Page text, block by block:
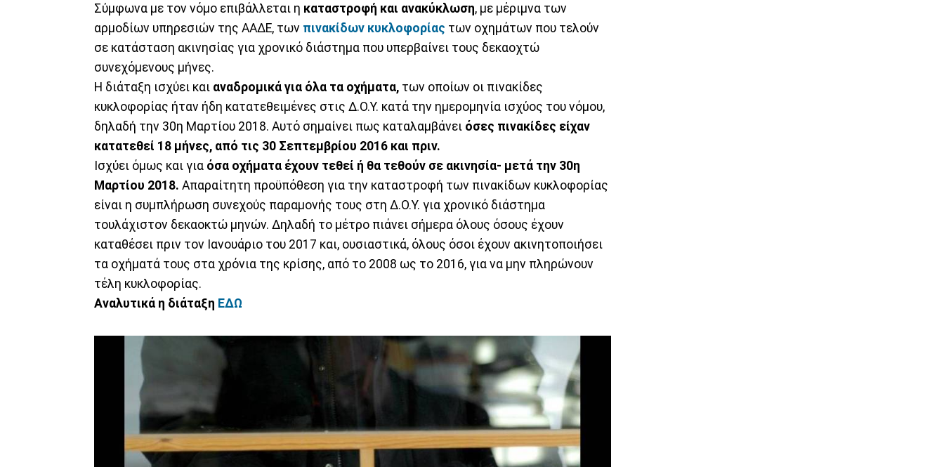
Σύμφωνα με τον νόμο επιβάλλεται η καταστροφή και ανακύκλωση, με μέριμνα των
αρμοδίων υπηρεσιών της ΑΑΔΕ, των πινακίδων κυκλοφορίας των οχημάτων που τελούν
σε κατάσταση ακινησίας για χρονικό διάστημα που υπερβαίνει τους δεκαοχτώ
συνεχόμενους μήνες.
Η διάταξη ισχύει και αναδρομικά για όλα τα οχήματα, των οποίων οι πινακίδες
κυκλοφορίας ήταν ήδη κατατεθειμένες στις Δ.Ο.Υ. κατά την ημερομηνία ισχύος του νόμου,
δηλαδή την 30η Μαρτίου 2018. Αυτό σημαίνει πως καταλαμβάνει όσες πινακίδες είχαν
κατατεθεί 18 μήνες, από τις 30 Σεπτεμβρίου 2016 και πριν.
Ισχύει όμως και για όσα οχήματα έχουν τεθεί ή θα τεθούν σε ακινησία- μετά την 30η
Μαρτίου 2018. Απαραίτητη προϋπόθεση για την καταστροφή των πινακίδων κυκλοφορίας
είναι η συμπλήρωση συνεχούς παραμονής τους στη Δ.Ο.Υ. για χρονικό διάστημα
τουλάχιστον δεκαοκτώ μηνών. Δηλαδή το μέτρο πιάνει σήμερα όλους όσους έχουν
καταθέσει πριν τον Ιανουάριο του 2017 και, ουσιαστικά, όλους όσοι έχουν ακινητοποιήσει
τα οχήματά τους στα χρόνια της κρίσης, από το 2008 ως το 2016, για να μην πληρώνουν
τέλη κυκλοφορίας.
Αναλυτικά η διάταξη ΕΔΩ